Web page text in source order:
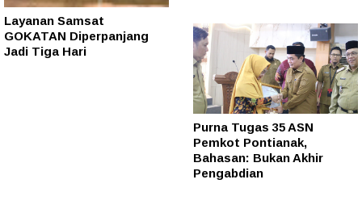
Layanan Samsat
GOKATAN Diperpanjang
Jadi Tiga Hari
Purna Tugas 35 ASN
Pemkot Pontianak,
Bahasan: Bukan Akhir
Pengabdian